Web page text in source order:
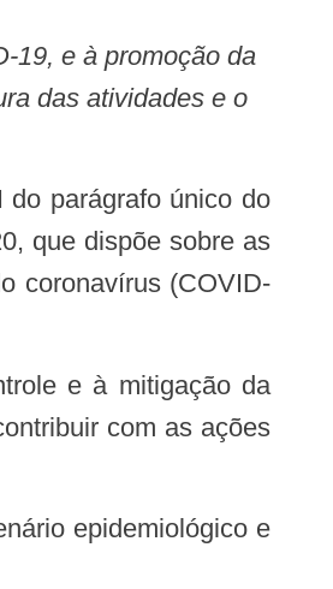
das atividades e o
que dispõe sobre as
coronavírus (COVID-
com as ações